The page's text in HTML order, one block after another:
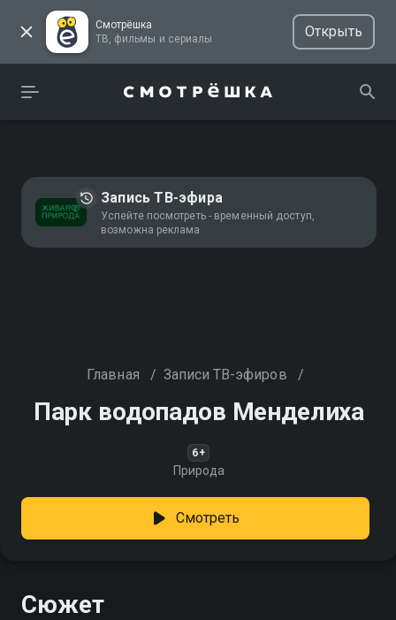
Смотрёшка
ТВ, фильмы и сериалы
Открыть
Запись ТВ-эфира
Успейте посмотреть - временный доступ,
возможна реклама
Главная / Записи ТВ-эфиров /
Парк водопадов Менделиха
6+
Природа
Смотреть
Сюжет